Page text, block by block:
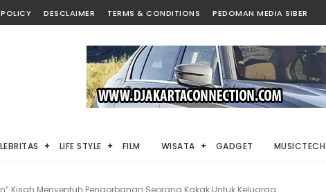
DESCLAIMER TERMS & CONDITIONS PEDOMAN MEDIA SIBER
LIFE STYLE FILM WISATA GADGET MUSICTECH
Kisah Menyentuh Pengorbanan Seorang Kakak Untuk Keluarga